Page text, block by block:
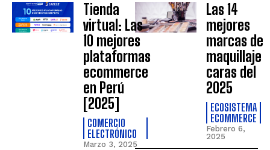
Tienda
virtual: Las
10 mejores
plataformas
ecommerce
en Perú
[2025]
COMERCIO
ELECTRÓNICO
Marzo 3, 2025
Las 14
mejores
marcas de
maquillaje
caras del
2025
ECOSISTEMA
ECOMMERCE
Febrero 6,
2025